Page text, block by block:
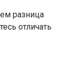
разница
отличать